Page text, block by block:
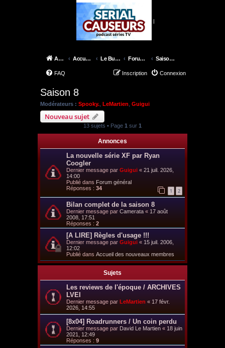
|
Accueil Accueil du forum Le Bureau des X-Files Forum épisodes Saison 8
FAQ Connexion
Inscription
Saison 8
Modérateurs : Spooky. LeMartien Guigui
Nouveau sujet
13 sujets • Page 1 sur 1
Annonces
La nouvelle série XF par Ryan
Coogler
Dernier message par Guigui « 21 juil. 2026,
14:00
Publié dans Forum général
Réponses : 34 1 2
Bilan complet de la saison 8
Dernier message par Camerata « 17 août
2008, 17:51
Réponses : 2
[A LIRE] Règles d'usage !!!
Dernier message par Guigui « 15 juil. 2006,
12:02
Publié dans Accueil des nouveaux membres
Sujets
Les reviews de l'époque / ARCHIVES
LVEI
Dernier message par LeMartien « 17 févr.
2026, 14:55
[8x04] Roadrunners / Un coin perdu
Dernier message par David Le Martien « 18 juin
2021, 12:49
Réponses : 9